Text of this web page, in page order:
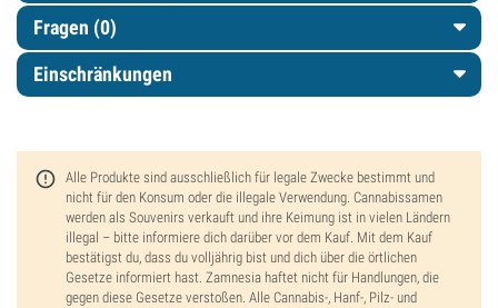
Fragen (0)
Einschränkungen
Alle Produkte sind ausschließlich für legale Zwecke bestimmt und
nicht für den Konsum oder die illegale Verwendung. Cannabissamen
werden als Souvenirs verkauft und ihre Keimung ist in vielen Ländern
illegal – bitte informiere dich darüber vor dem Kauf. Mit dem Kauf
bestätigst du, dass du volljährig bist und dich über die örtlichen
Gesetze informiert hast. Zamnesia haftet nicht für Handlungen, die
gegen diese Gesetze verstoßen. Alle Cannabis-, Hanf-, Pilz- und